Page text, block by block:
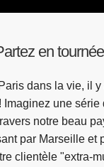
en tournée
dans la vie, il
Imaginez une série
notre beau
par Marseille et
clientèle "extra-